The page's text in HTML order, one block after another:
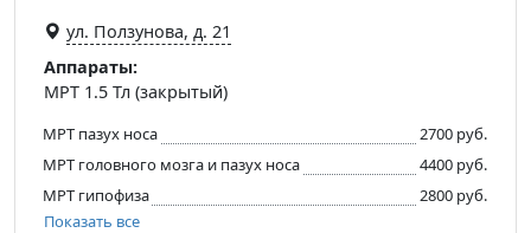
ул. Ползунова, д. 21
Аппараты:
МРТ 1.5 Тл (закрытый)
МРТ пазух носа
2700 руб.
МРТ головного мозга и пазух носа
4400 руб.
МРТ гипофиза
2800 руб.
Показать все